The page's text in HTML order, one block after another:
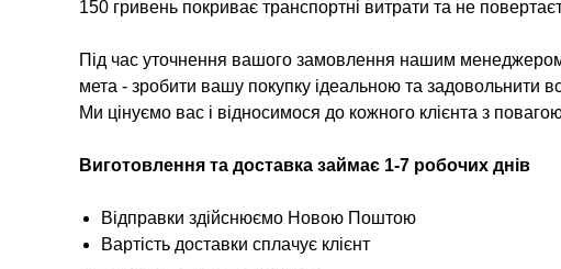
150 гривень покриває транспортні витрати та не
Під час уточнення вашого замовлення нашим
мета - зробити вашу покупку ідеальною та задовольнити
Ми цінуємо вас і відносимося до кожного клієнта з
Виготовлення та доставка займає 1-7 робочих днів
Відправки здійснюємо Новою Поштою
Вартість доставки сплачує клієнт